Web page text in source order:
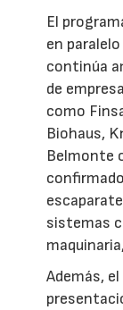
El
en
continúa
de
como
Biohaus,
Belmonte
sistemas
Además,